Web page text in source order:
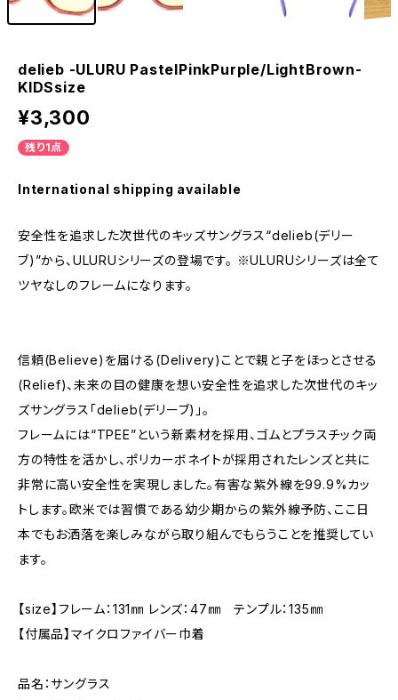
delieb -ULURU PastelPinkPurple/LightBrown-
KIDSsize
¥3,300
残り1点
International shipping available
安全性を追求した次世代のキッズサングラス“delieb(デリー
ブ)”から、ULURUシリーズの登場です。 ※ULURUシリーズは全て
ツヤなしのフレームになります。
信頼(Believe)を届ける(Delivery)ことで親と子をほっとさせる
(Relief)、未来の目の健康を想い安全性を追求した次世代のキッ
ズサングラス「delieb(デリーブ)」。
フレームには“TPEE”という新素材を採用、ゴムとプラスチック両
方の特性を活かし、ポリカーボネイトが採用されたレンズと共に
非常に高い安全性を実現しました。有害な紫外線を99.9%カッ
トします。欧米では習慣である幼少期からの紫外線予防、ここ日
本でもお洒落を楽しみながら取り組んでもらうことを推奨してい
ます。
【size】フレーム：131㎜ レンズ：47㎜ テンプル：135㎜
【付属品】マイクロファイバー巾着
品名：サングラス